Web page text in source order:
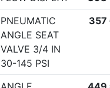
PNEUMATIC
ANGLE SEAT
VALVE 3/4 IN
30-145 PSI
357